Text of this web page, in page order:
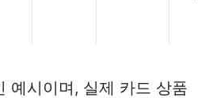
예시이며, 실제 카드 상품